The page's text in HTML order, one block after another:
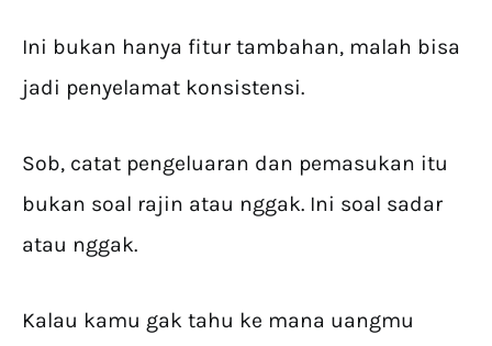
Ini bukan hanya fitur tambahan, malah bisa
jadi penyelamat konsistensi.
Sob, catat pengeluaran dan pemasukan itu
bukan soal rajin atau nggak. Ini soal sadar
atau nggak.
Kalau kamu gak tahu ke mana uangmu